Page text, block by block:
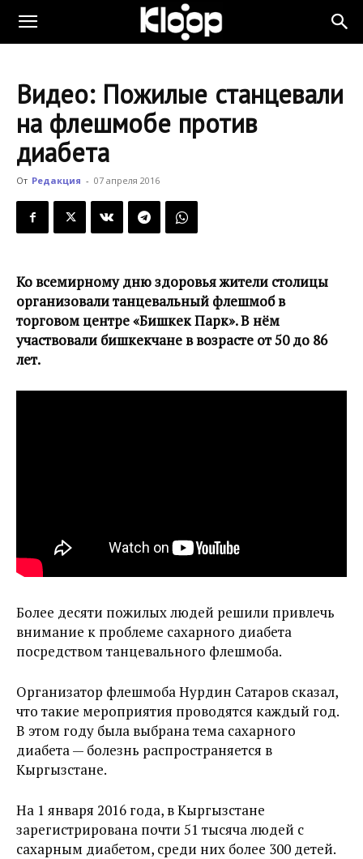
KLOOP.KG
Новости
Кыргызстана
Видео: Пожилые станцевали
на флешмобе против
диабета
От Редакция - 07 апреля 2016
Ко всемирному дню здоровья жители столицы
организовали танцевальный флешмоб в
торговом центре «Бишкек Парк». В нём
участвовали бишкекчане в возрасте от 50 до 86
лет.
Более десяти пожилых людей решили привлечь
внимание к проблеме сахарного диабета
посредством танцевального флешмоба.
Организатор флешмоба Нурдин Сатаров сказал,
что такие мероприятия проводятся каждый год.
В этом году была выбрана тема сахарного
диабета — болезнь распространяется в
Кыргызстане.
На 1 января 2016 года, в Кыргызстане
зарегистрирована почти 51 тысяча людей с
сахарным диабетом, среди них более 300 детей.